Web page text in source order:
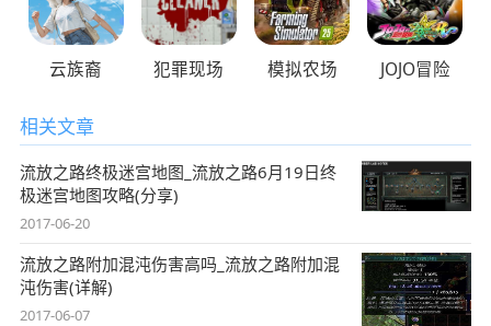
云族裔 犯罪现场 模拟农场 JOJO冒险
相关文章
流放之路终极迷宫地图_流放之路6月19日终
极迷宫地图攻略(分享)
2017-06-20
流放之路附加混沌伤害高吗_流放之路附加混
沌伤害(详解)
2017-06-07